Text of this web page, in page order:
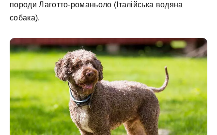
породи Лаготто-романьоло (Італійська водяна
собака).